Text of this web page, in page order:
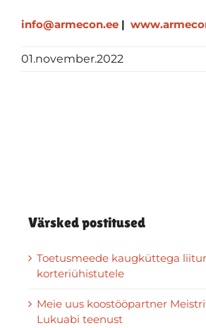
info@armecon.ee |
01.november.2022
Värsked postitused
Toetusmeede kaugküttega
korteriühistutele
Meie uus koostööpartner
Lukuabi teenust